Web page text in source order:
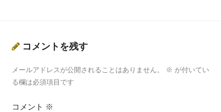
コメントを残す
メールアドレスが公開されることはありません。 ※ が付いてい
る欄は必須項目です
コメント ※